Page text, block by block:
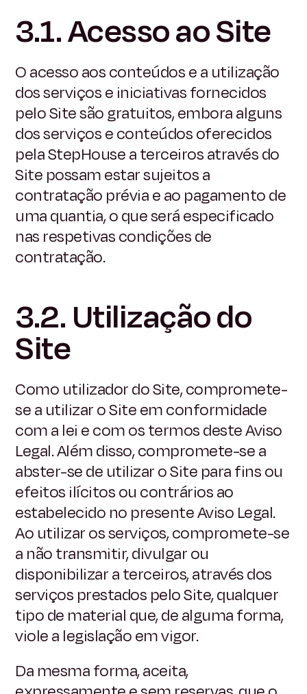
3.1. Acesso ao Site
O acesso aos conteúdos e a utilização
dos serviços e iniciativas fornecidos
pelo Site são gratuitos, embora alguns
dos serviços e conteúdos oferecidos
pela StepHouse a terceiros através do
Site possam estar sujeitos a
contratação prévia e ao pagamento de
uma quantia, o que será especificado
nas respetivas condições de
contratação.
3.2. Utilização do
Site
Como utilizador do Site, compromete-
se a utilizar o Site em conformidade
com a lei e com os termos deste Aviso
Legal. Além disso, compromete-se a
abster-se de utilizar o Site para fins ou
efeitos ilícitos ou contrários ao
estabelecido no presente Aviso Legal.
Ao utilizar os serviços, compromete-se
a não transmitir, divulgar ou
disponibilizar a terceiros, através dos
serviços prestados pelo Site, qualquer
tipo de material que, de alguma forma,
viole a legislação em vigor.
Da mesma forma, aceita,